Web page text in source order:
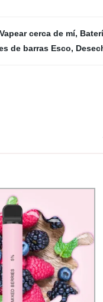
Vapear cerca de mí,
de barras Esco,